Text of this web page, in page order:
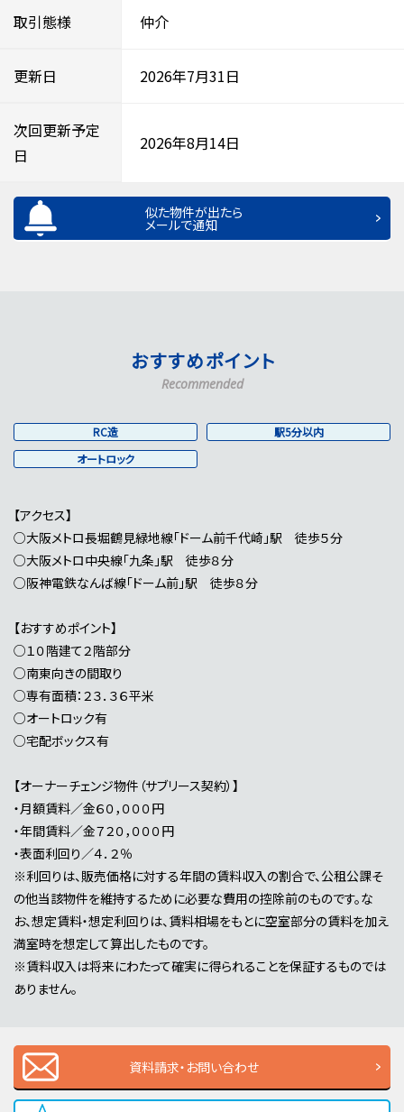
取引態様 仲介
更新日 2026年7月31日
次回更新予定
日
2026年8月14日
似た物件が出たら
メールで通知
おすすめポイント
Recommended
RC造
駅5分以内
オートロック
【アクセス】
○大阪メトロ長堀鶴見緑地線「ドーム前千代崎」駅 徒歩５分
○大阪メトロ中央線「九条」駅 徒歩８分
○阪神電鉄なんば線「ドーム前」駅 徒歩８分
【おすすめポイント】
○１０階建て２階部分
○南東向きの間取り
○専有面積：２３．３６平米
○オートロック有
○宅配ボックス有
【オーナーチェンジ物件（サブリース契約）】
・月額賃料／金６０，０００円
・年間賃料／金７２０，０００円
・表面利回り／４．２％
※利回りは、販売価格に対する年間の賃料収入の割合で、公租公課そ
の他当該物件を維持するために必要な費用の控除前のものです。な
お、想定賃料・想定利回りは、賃料相場をもとに空室部分の賃料を加え
満室時を想定して算出したものです。
※賃料収入は将来にわたって確実に得られることを保証するものでは
ありません。
資料請求・お問い合わせ